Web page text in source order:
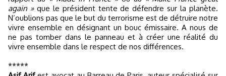
again »que le président tente de défendre sur la planète.
N’oublions pas que le but du terrorisme est de détruire notre
vivre ensemble en désignant un bouc émissaire. A nous de
ne pas tomber dans le panneau et à créer une réalité du
vivre ensemble dans le respect de nos différences.
*****